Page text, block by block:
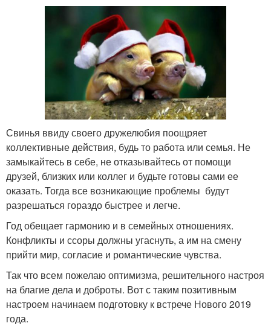
Свинья ввиду своего дружелюбия поощряет
коллективные действия, будь то работа или семья. Не
замыкайтесь в себе, не отказывайтесь от помощи
друзей, близких или коллег и будьте готовы сами ее
оказать. Тогда все возникающие проблемы будут
разрешаться гораздо быстрее и легче.
Год обещает гармонию и в семейных отношениях.
Конфликты и ссоры должны угаснуть, а им на смену
прийти мир, согласие и романтические чувства.
Так что всем пожелаю оптимизма, решительного настроя
на благие дела и доброты. Вот с таким позитивным
настроем начинаем подготовку к встрече Нового 2019
года.